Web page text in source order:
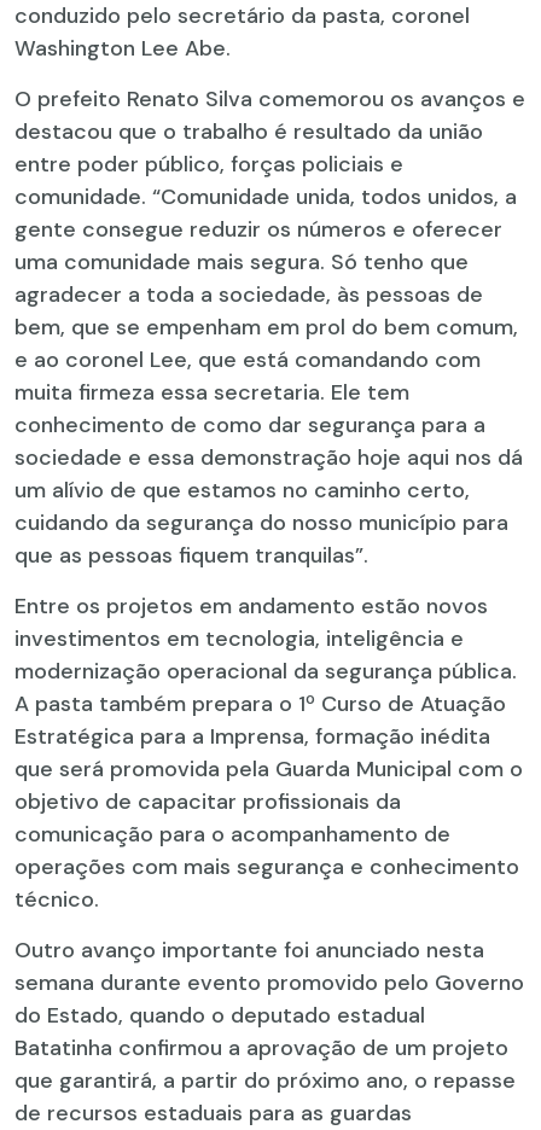
conduzido pelo secretário da pasta, coronel
Washington Lee Abe.
O prefeito Renato Silva comemorou os avanços e
destacou que o trabalho é resultado da união
entre poder público, forças policiais e
comunidade. “Comunidade unida, todos unidos, a
gente consegue reduzir os números e oferecer
uma comunidade mais segura. Só tenho que
agradecer a toda a sociedade, às pessoas de
bem, que se empenham em prol do bem comum,
e ao coronel Lee, que está comandando com
muita firmeza essa secretaria. Ele tem
conhecimento de como dar segurança para a
sociedade e essa demonstração hoje aqui nos dá
um alívio de que estamos no caminho certo,
cuidando da segurança do nosso município para
que as pessoas fiquem tranquilas”.
Entre os projetos em andamento estão novos
investimentos em tecnologia, inteligência e
modernização operacional da segurança pública.
A pasta também prepara o 1º Curso de Atuação
Estratégica para a Imprensa, formação inédita
que será promovida pela Guarda Municipal com o
objetivo de capacitar profissionais da
comunicação para o acompanhamento de
operações com mais segurança e conhecimento
técnico.
Outro avanço importante foi anunciado nesta
semana durante evento promovido pelo Governo
do Estado, quando o deputado estadual
Batatinha confirmou a aprovação de um projeto
que garantirá, a partir do próximo ano, o repasse
de recursos estaduais para as guardas